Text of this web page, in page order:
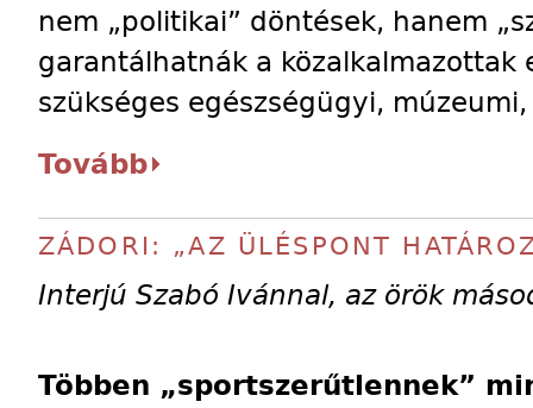
nem „politikai” döntések, hanem
garantálhatnák a közalkalmazottak
szükséges egészségügyi,
Tovább
ZÁDORI: „AZ ÜLÉSPONT
Interjú Szabó Ivánnal, az örök
Többen „sportszerűtlennek”